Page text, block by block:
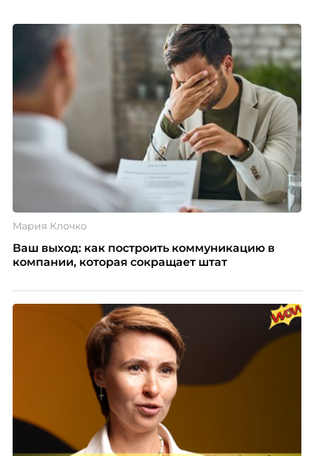
системы оценки часто упускают самых талантливых
людей и как выявить лидерский потенциал ещё до
того, как он проявится в цифрах KPI, рассказывает
Тимур Соколов, ключевой эксперт по
стратегическому развитию и формированию
культуры лидерства в организациях.
Мария Клочко
Ваш выход: как построить коммуникацию в
компании, которая сокращает штат